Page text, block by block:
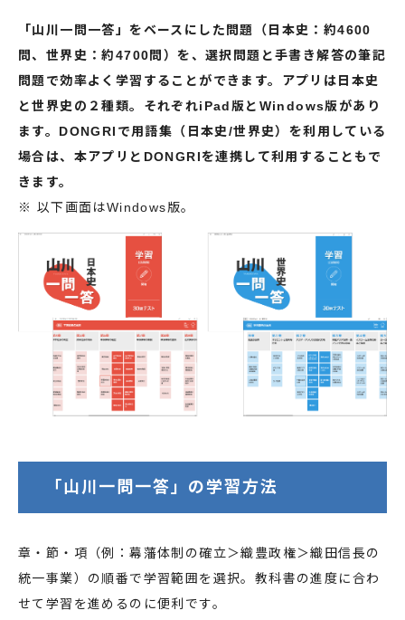
「山川一問一答」をベースにした問題（日本史：約4600
問、世界史：約4700問）を、選択問題と手書き解答の筆記
問題で効率よく学習することができます。アプリは日本史
と世界史の２種類。それぞれiPad版とWindows版があり
ます。DONGRIで用語集（日本史/世界史）を利用している
場合は、本アプリとDONGRIを連携して利用することもで
きます。
※ 以下画面はWindows版。
「山川一問一答」の学習方法
章・節・項（例：幕藩体制の確立＞織豊政権＞織田信長の
統一事業）の順番で学習範囲を選択。教科書の進度に合わ
せて学習を進めるのに便利です。